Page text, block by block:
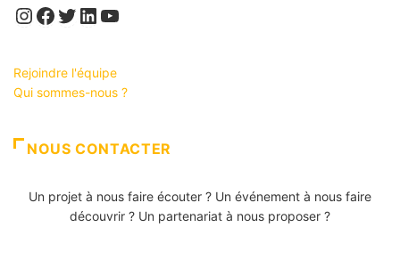
Instagram
Facebook
Twitter
LinkedIn
YouTube
Rejoindre l'équipe
Qui sommes-nous ?
NOUS CONTACTER
Un projet à nous faire écouter ? Un événement à nous faire
découvrir ? Un partenariat à nous proposer ?